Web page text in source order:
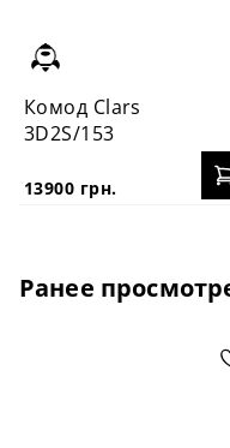
Комод Clars
3D2S/153
13900 грн.
Ранее